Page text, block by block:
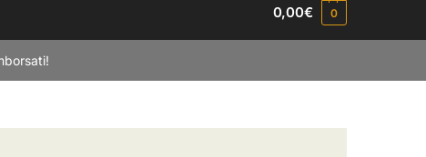
0,00€ 0